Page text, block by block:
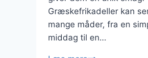
Græskefrikadeller kan
mange måder, fra en
middag til en…